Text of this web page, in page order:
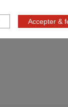
Accepter &